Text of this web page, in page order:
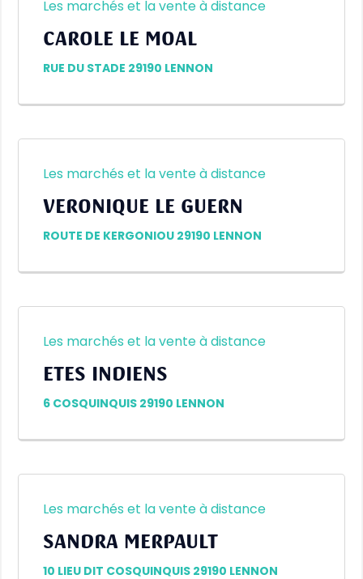
Les marchés et la vente à distance
CAROLE LE MOAL
RUE DU STADE 29190 LENNON
Les marchés et la vente à distance
VERONIQUE LE GUERN
ROUTE DE KERGONIOU 29190 LENNON
Les marchés et la vente à distance
ETES INDIENS
6 COSQUINQUIS 29190 LENNON
Les marchés et la vente à distance
SANDRA MERPAULT
10 LIEU DIT COSQUINQUIS 29190 LENNON